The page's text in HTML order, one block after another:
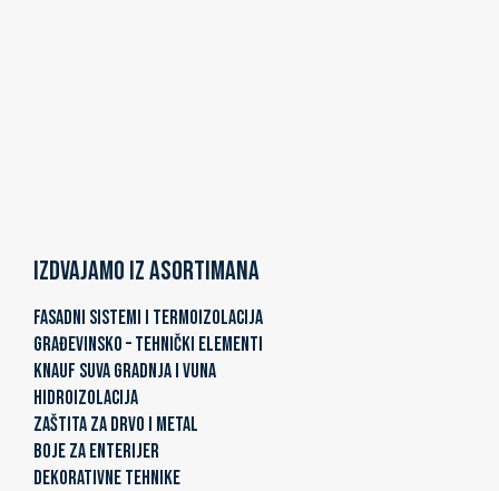
Izdvajamo iz asortimana
FASADNI SISTEMI I TERMOIZOLACIJA
GRAĐEVINSKO – TEHNIČKI ELEMENTI
KNAUF SUVA GRADNJA I VUNA
HIDROIZOLACIJA
ZAŠTITA ZA DRVO I METAL
BOJE ZA ENTERIJER
DEKORATIVNE TEHNIKE